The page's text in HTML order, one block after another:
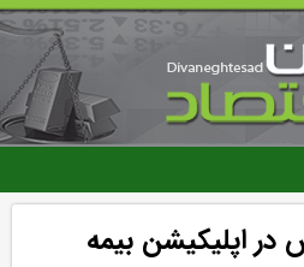
رفتن
محتوای
اصلی
در اپلیکیشن بیمه